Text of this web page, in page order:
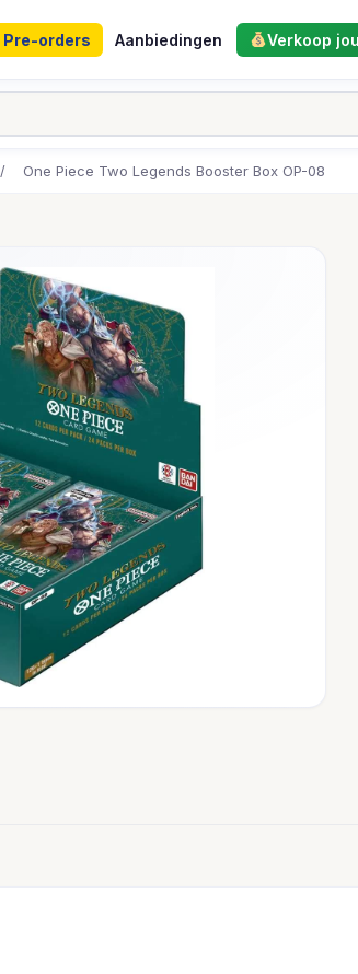
Pre-orders Aanbiedingen Verkoop
/ One Piece Two Legends Booster Box OP-08